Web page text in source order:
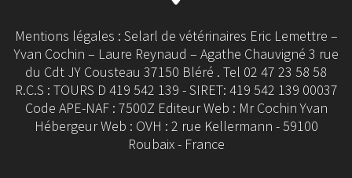
Mentions légales : Selarl de vétérinaires Eric Lemettre –
Yvan Cochin – Laure Reynaud – Agathe Chauvigné 3 rue
du Cdt JY Cousteau 37150 Bléré . Tel 02 47 23 58 58
R.C.S : TOURS D 419 542 139 - SIRET: 419 542 139 00037
Code APE-NAF : 7500Z Editeur Web : Mr Cochin Yvan
Hébergeur Web : OVH : 2 rue Kellermann - 59100
Roubaix - France